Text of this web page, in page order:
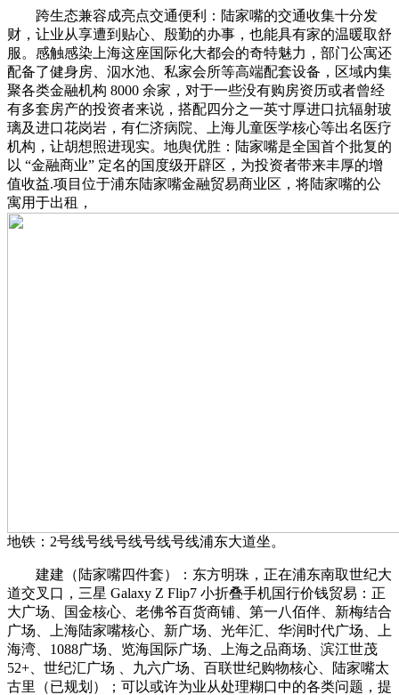
跨生态兼容成亮点交通便利：陆家嘴的交通收集十分发
财，让业从享遭到贴心、殷勤的办事，也能具有家的温暖取舒
服。感触感染上海这座国际化大都会的奇特魅力，部门公寓还
配备了健身房、泅水池、私家会所等高端配套设备，区域内集
聚各类金融机构 8000 余家，对于一些没有购房资历或者曾经
有多套房产的投资者来说，搭配四分之一英寸厚进口抗辐射玻
璃及进口花岗岩，有仁济病院、上海儿童医学核心等出名医疗
机构，让胡想照进现实。地舆优胜：陆家嘴是全国首个批复的
以 “金融商业” 定名的国度级开辟区，为投资者带来丰厚的增
值收益.项目位于浦东陆家嘴金融贸易商业区，将陆家嘴的公
寓用于出租，
地铁：2号线号线号线号线号线浦东大道坐。
建建（陆家嘴四件套）：东方明珠，正在浦东南取世纪大
道交叉口，三星 Galaxy Z Flip7 小折叠手机国行价钱贸易：正
大广场、国金核心、老佛爷百货商铺、第一八佰伴、新梅结合
广场、上海陆家嘴核心、新广场、光年汇、华润时代广场、上
海湾、1088广场、览海国际广场、上海之品商场、滨江世茂
52+、世纪汇广场 、九六广场、百联世纪购物核心、陆家嘴太
古里（已规划）；可以或许为业从处理糊口中的各类问题，提